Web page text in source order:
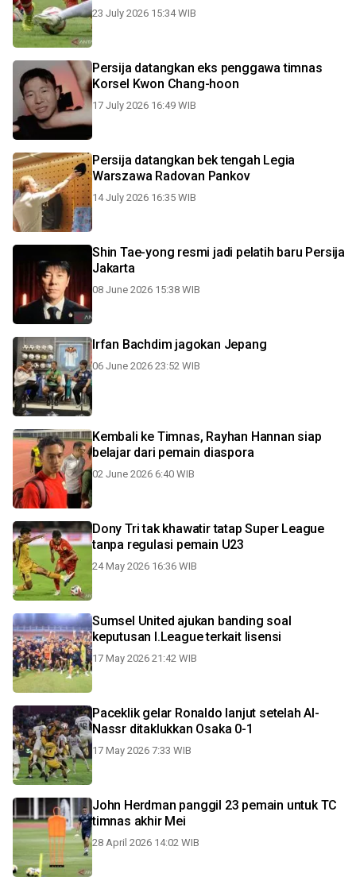
23 July 2026 15:34 WIB
Persija datangkan eks penggawa timnas
Korsel Kwon Chang-hoon
17 July 2026 16:49 WIB
Persija datangkan bek tengah Legia
Warszawa Radovan Pankov
14 July 2026 16:35 WIB
Shin Tae-yong resmi jadi pelatih baru Persija
Jakarta
08 June 2026 15:38 WIB
Irfan Bachdim jagokan Jepang
06 June 2026 23:52 WIB
Kembali ke Timnas, Rayhan Hannan siap
belajar dari pemain diaspora
02 June 2026 6:40 WIB
Dony Tri tak khawatir tatap Super League
tanpa regulasi pemain U23
24 May 2026 16:36 WIB
Sumsel United ajukan banding soal
keputusan I.League terkait lisensi
17 May 2026 21:42 WIB
Paceklik gelar Ronaldo lanjut setelah Al-
Nassr ditaklukkan Osaka 0-1
17 May 2026 7:33 WIB
John Herdman panggil 23 pemain untuk TC
timnas akhir Mei
28 April 2026 14:02 WIB